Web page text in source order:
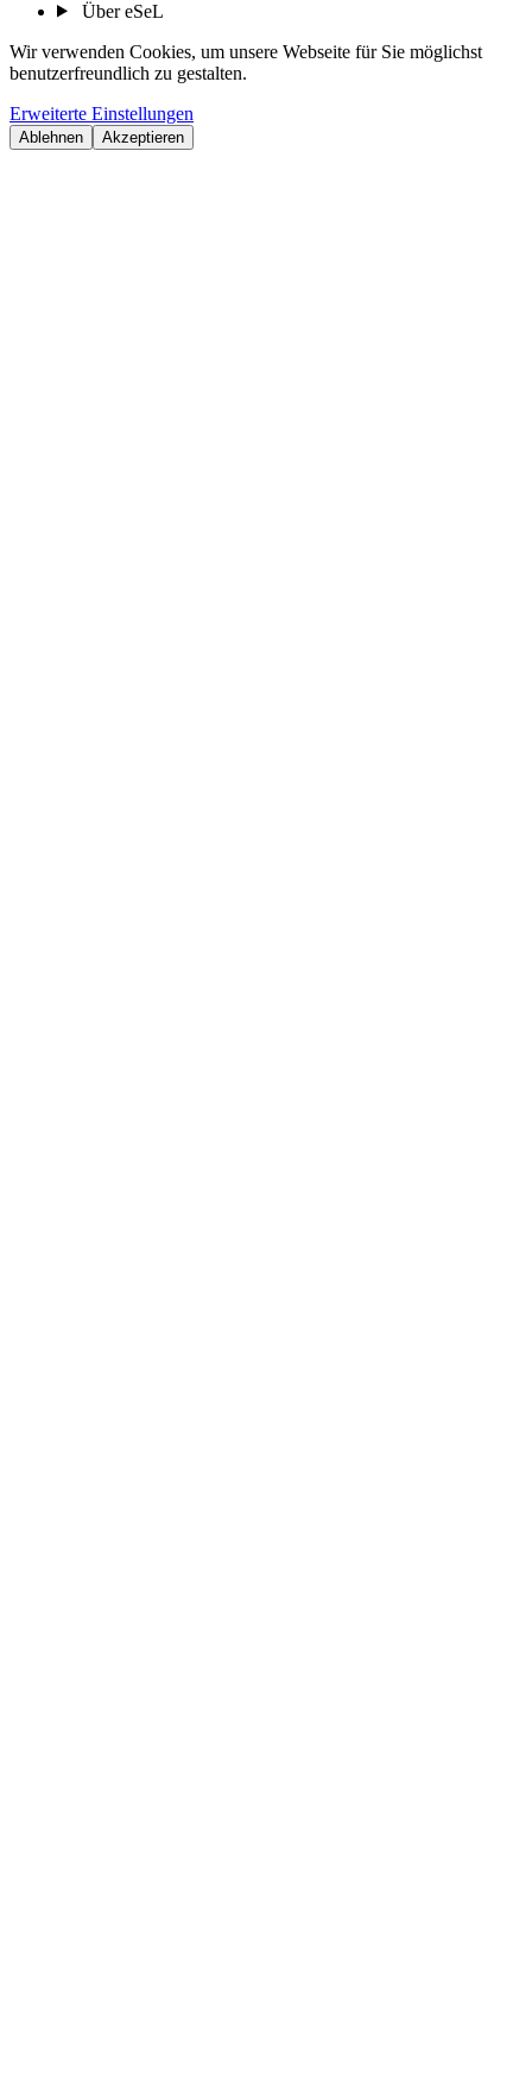
Über eSeL
Wir verwenden Cookies, um unsere Webseite für Sie möglichst
benutzerfreundlich zu gestalten.
Erweiterte Einstellungen
Ablehnen Akzeptieren